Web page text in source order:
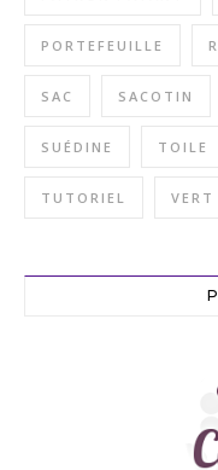
PORTEFEUILLE
SAC SACOTIN
SUÉDINE TOILE
TUTORIEL VERT